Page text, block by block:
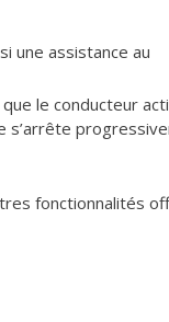
une assistance au
le conducteur
s’arrête
fonctionnalités